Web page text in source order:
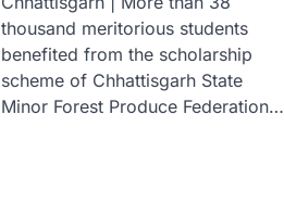
thousand meritorious students
benefited from the scholarship
scheme of Chhattisgarh State
Minor Forest Produce Federation…